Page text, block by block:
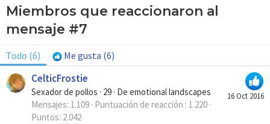
Miembros que reaccionaron al
mensaje #7
Todo (6) Me gusta (6)
16 Oct 2016
CelticFrostie
Sexador de pollos · 29 · De emotional landscapes
Mensajes 1.109 Puntuación de reacción 1.220
Puntos 2.042